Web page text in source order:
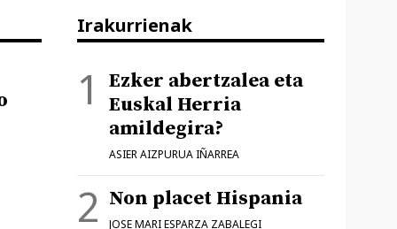
Irakurrienak
Ezker abertzalea eta
Euskal Herria
amildegira?
ASIER AIZPURUA IÑARREA
Non placet Hispania
JOSE MARI ESPARZA ZABALEGI